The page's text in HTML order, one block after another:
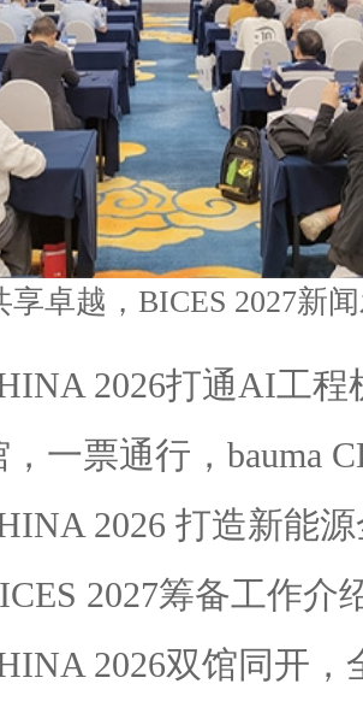
2026打通AI工
一票通行，bauma
2026 打造新能
2027筹备工作介
2026双馆同开